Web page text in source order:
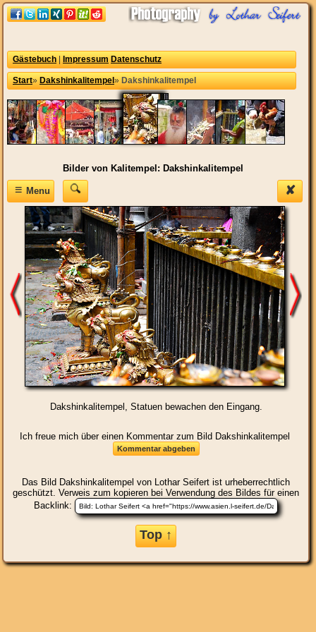
Gästebuch Impressum Datenschutz
Start» Dakshinkalitempel » Dakshinkalitempel
Bilder von Kalitempel: Dakshinkalitempel
✘
≡Menu
Dakshinkalitempel, Statuen bewachen den Eingang.
Ich freue mich über einen Kommentar zum Bild Dakshinkalitempel
Das Bild Dakshinkalitempel von Lothar Seifert ist urheberrechtlich
geschützt. Verweis zum kopieren bei Verwendung des Bildes für einen
Backlink:
Top ↑